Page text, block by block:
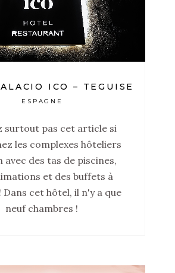
ICO – TEGUISE
ESPAGNE
surtout pas cet article si
les complexes hôteliers
avec des tas de piscines,
et des buffets à
Dans cet hôtel, il n'y a que
neuf chambres !